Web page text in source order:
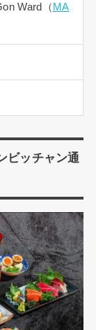
Ward（ MA
ビッチャン通